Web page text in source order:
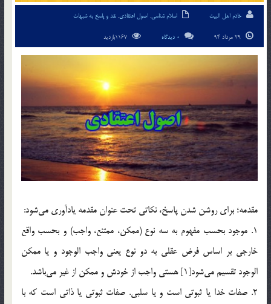
خادم اهل البیت اسلام شناسی, اصول اعتقادی, نقد و پاسخ به شبهات
0 دیدگاه
مقدمه؛ براي روشن شدن پاسخ، نكاتي تحت عنوان مقدمه ياد‌آوري مي‌شود:
1. موجود بحسب مفهوم به سه نوع (ممكن، ممتنع، واجب) و بحسب واقع
خارجي بر اساس فرض عقلي به دو نوع يعني واجب الوجود و يا ممكن
الوجود تقسيم مي‌شود[1] هستي واجب از خودش و ممكن از غير مي‌باشد.
2. صفات خدا يا ثبوتي است و يا سلبي. صفات ثبوتي يا ذاتي است كه با